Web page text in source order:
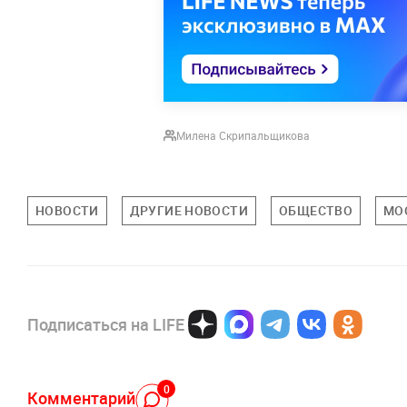
Милена Скрипальщикова
НОВОСТИ ДРУГИЕ НОВОСТИ ОБЩЕСТВО
Подписаться на LIFE
Комментарий 0